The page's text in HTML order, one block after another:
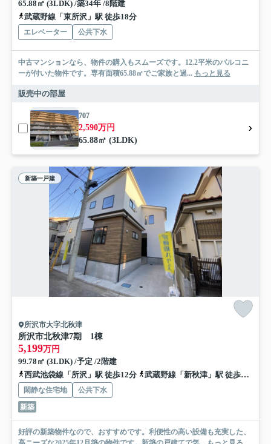
65.88㎡ (3LDK) /築34年 /8階建
武蔵野線「東所沢」駅 徒歩18分
エレベーター 公共下水
中古マンションなら、物件の購入もスムーズです。12.2平米のバルコニ
ーが付いた物件です。専有面積65.88㎡でご家族と過... もっと見る
販売中の部屋
707
2,590万円
65.88㎡ (3LDK)
新築一戸建
所沢市大字北秋津
所沢市北秋津7期 1棟
5,199万円
99.78㎡ (3LDK) /予定 /2階建
西武池袋線「所沢」駅 徒歩12分
武蔵野線「新秋津」駅 徒歩28分
閑静な住宅地
公共下水
新築
好評の新築物件なので、おすすめです。利便性の高い設備も充実した、